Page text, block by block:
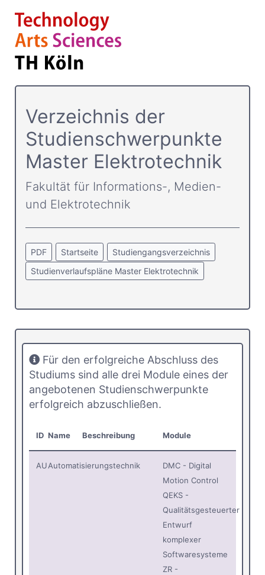
Verzeichnis der
Studienschwerpunkte
Master Elektrotechnik
Fakultät für Informations-, Medien-
und Elektrotechnik
PDF Startseite
Studiengangsverzeichnis
Studienverlaufspläne Master Elektrotechnik
Für den erfolgreiche Abschluss des
Studiums sind alle drei Module eines der
angebotenen Studienschwerpunkte
erfolgreich abzuschließen.
ID Name Beschreibung Module
AUAutomatisierungstechnik
DMC - Digital
Motion Control
QEKS -
Qualitätsgesteuerter
Entwurf
komplexer
Softwaresysteme
ZR -